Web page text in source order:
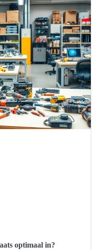
optimaal in?